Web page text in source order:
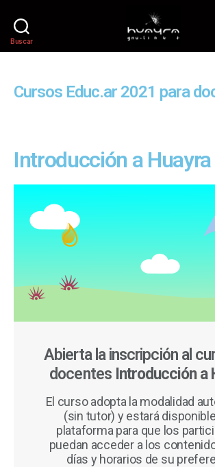
Buscar
Cursos Educ.ar 2021 para
Introducción a Huayra
Abierta la inscripción al
docentes Introducción a
El curso adopta la modalidad
(sin tutor) y estará
plataforma para que los
puedan acceder a los
días y horarios de su